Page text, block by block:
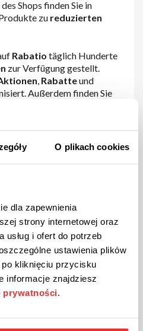
O plikach cookies
dla zapewnienia
strony internetowej oraz
usług i ofert do potrzeb
ustawienia plików
kliknięciu przycisku
informacje znajdziesz
prywatności.
Shops finden Sie in
zu reduzierten
Rabatiotäglich Hunderte
zur Verfügung gestellt.
Rabatteund
Außerdem finden Sie
in Ihrem Lieblingsshop
besuchen SieRabatiound
!
Couponaus der obigen
Sie den Anweisungen,
ihn verwenden können:
mit der Aufschrift
ausgewählt haben,
diese Schaltfläche und